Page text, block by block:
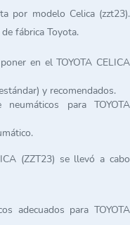
por modelo Celica (zzt23).
fábrica Toyota.
en el TOYOTA CELICA
y recomendados.
para TOYOTA
(ZZT23) se llevó a cabo
adecuados para TOYOTA